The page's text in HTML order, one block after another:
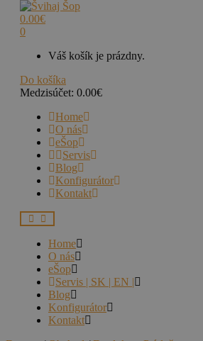
0.00€
0
Váš košík je prázdny.
Do košíka
Medzisúčet: 0.00€
Home
O nás
eŠop
Servis
Blog
Konfigurátor
Kontakt
Home
O nás
eŠop
Servis | SK | EN |
Blog
Konfigurátor
Kontakt